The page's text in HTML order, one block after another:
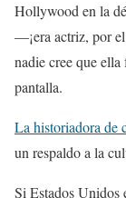
Hollywood en la
—¡era actriz, por
nadie cree que
pantalla.
La historiadora de
un respaldo a la
Si Estados Unidos